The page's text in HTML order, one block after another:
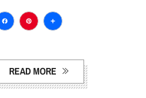
Facebook
Pinterest
Compartir
READ MORE